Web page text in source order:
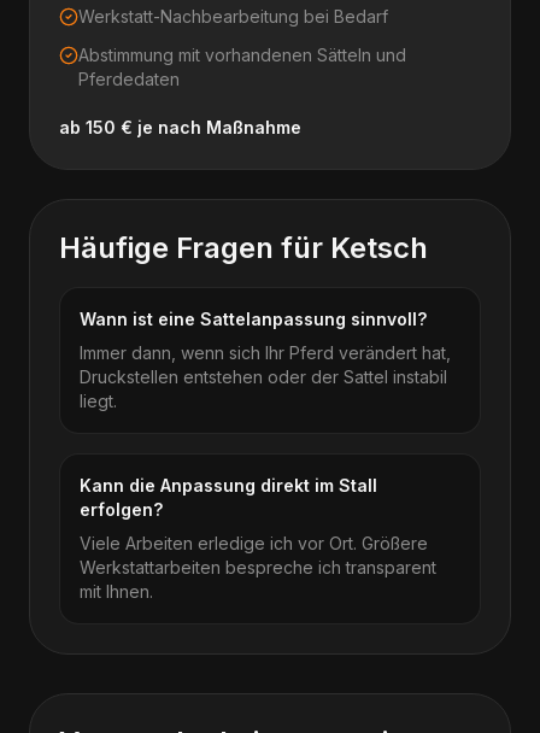
Werkstatt-Nachbearbeitung bei Bedarf
Abstimmung mit vorhandenen Sätteln und
Pferdedaten
ab 150 € je nach Maßnahme
Häufige Fragen für Ketsch
Wann ist eine Sattelanpassung sinnvoll?
Immer dann, wenn sich Ihr Pferd verändert hat,
Druckstellen entstehen oder der Sattel instabil
liegt.
Kann die Anpassung direkt im Stall
erfolgen?
Viele Arbeiten erledige ich vor Ort. Größere
Werkstattarbeiten bespreche ich transparent
mit Ihnen.